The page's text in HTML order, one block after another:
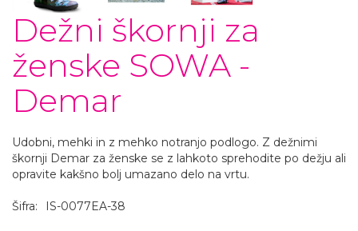
Dežni škornji za
ženske SOWA -
Demar
Udobni, mehki in z mehko notranjo podlogo. Z dežnimi
škornji Demar za ženske se z lahkoto sprehodite po dežju ali
opravite kakšno bolj umazano delo na vrtu.
Šifra: IS-0077EA-38